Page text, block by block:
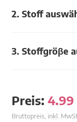
2. Stoff
3. Stoffgröβe
Preis: 4.99
Bruttopreis, inkl.